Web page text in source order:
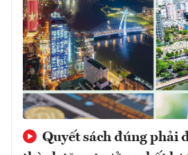
Quyết sách đúng phải